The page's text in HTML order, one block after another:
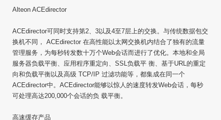
Alteon ACEdirector
ACEdirector可同时支持第2、3以及4至7层上的交换。与传统数据包交
换机不同， ACEdirector 在高性能以太网交换机内结合了独有的流量
管理服务，为每秒转发数十万个Web会话而进行了优化。本地和全局
服务器负载平衡、应用程序重定向、SSL负载平 衡、基于URL的重定
向和负载平衡以及高级 TCP/IP 过滤功能等，都集成在同一个
ACEdirector中。ACEdirector能够以惊人的速度转发Web会话，每秒
可处理高达200,000个会话的负 载平衡。
高速缓存产品